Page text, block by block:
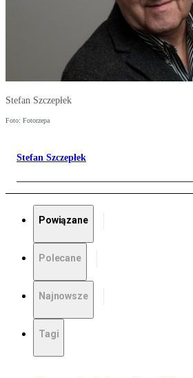
Stefan Szczepłek
Foto: Fotorzepa
Stefan Szczepłek
Powiązane
Polecane
Najnowsze
Tagi